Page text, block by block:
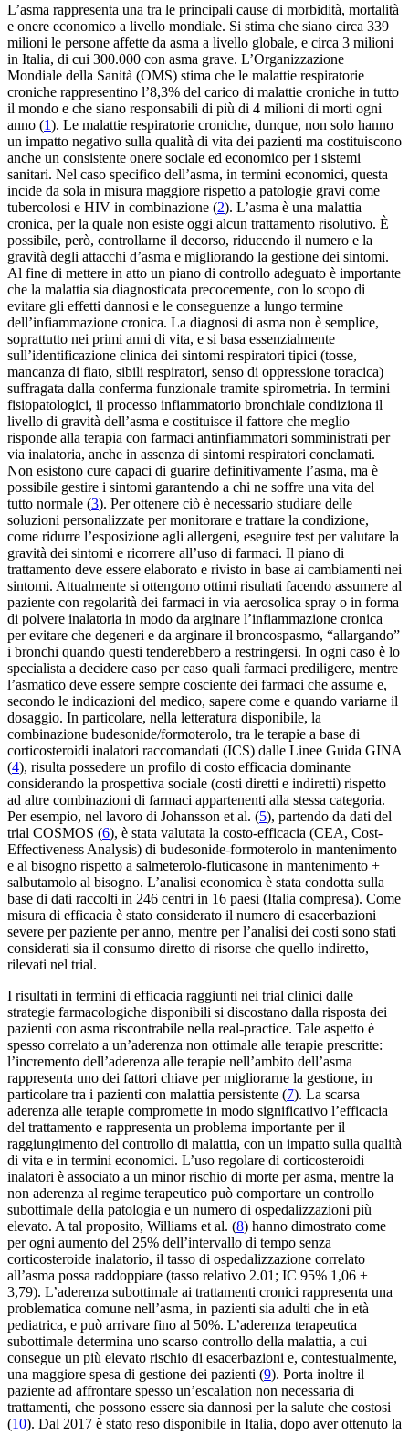
L’asma rappresenta una tra le principali cause di morbidità, mortalità
e onere economico a livello mondiale. Si stima che siano circa 339
milioni le persone affette da asma a livello globale, e circa 3 milioni
in Italia, di cui 300.000 con asma grave. L’Organizzazione
Mondiale della Sanità (OMS) stima che le malattie respiratorie
croniche rappresentino l’8,3% del carico di malattie croniche in tutto
il mondo e che siano responsabili di più di 4 milioni di morti ogni
anno (1). Le malattie respiratorie croniche, dunque, non solo hanno
un impatto negativo sulla qualità di vita dei pazienti ma costituiscono
anche un consistente onere sociale ed economico per i sistemi
sanitari. Nel caso specifico dell’asma, in termini economici, questa
incide da sola in misura maggiore rispetto a patologie gravi come
tubercolosi e HIV in combinazione (2). L’asma è una malattia
cronica, per la quale non esiste oggi alcun trattamento risolutivo. È
possibile, però, controllarne il decorso, riducendo il numero e la
gravità degli attacchi d’asma e migliorando la gestione dei sintomi.
Al fine di mettere in atto un piano di controllo adeguato è importante
che la malattia sia diagnosticata precocemente, con lo scopo di
evitare gli effetti dannosi e le conseguenze a lungo termine
dell’infiammazione cronica. La diagnosi di asma non è semplice,
soprattutto nei primi anni di vita, e si basa essenzialmente
sull’identificazione clinica dei sintomi respiratori tipici (tosse,
mancanza di fiato, sibili respiratori, senso di oppressione toracica)
suffragata dalla conferma funzionale tramite spirometria. In termini
fisiopatologici, il processo infiammatorio bronchiale condiziona il
livello di gravità dell’asma e costituisce il fattore che meglio
risponde alla terapia con farmaci antinfiammatori somministrati per
via inalatoria, anche in assenza di sintomi respiratori conclamati.
Non esistono cure capaci di guarire definitivamente l’asma, ma è
possibile gestire i sintomi garantendo a chi ne soffre una vita del
tutto normale (3). Per ottenere ciò è necessario studiare delle
soluzioni personalizzate per monitorare e trattare la condizione,
come ridurre l’esposizione agli allergeni, eseguire test per valutare la
gravità dei sintomi e ricorrere all’uso di farmaci. Il piano di
trattamento deve essere elaborato e rivisto in base ai cambiamenti nei
sintomi. Attualmente si ottengono ottimi risultati facendo assumere al
paziente con regolarità dei farmaci in via aerosolica spray o in forma
di polvere inalatoria in modo da arginare l’infiammazione cronica
per evitare che degeneri e da arginare il broncospasmo, “allargando”
i bronchi quando questi tenderebbero a restringersi. In ogni caso è lo
specialista a decidere caso per caso quali farmaci prediligere, mentre
l’asmatico deve essere sempre cosciente dei farmaci che assume e,
secondo le indicazioni del medico, sapere come e quando variarne il
dosaggio. In particolare, nella letteratura disponibile, la
combinazione budesonide/formoterolo, tra le terapie a base di
corticosteroidi inalatori raccomandati (ICS) dalle Linee Guida GINA
(4), risulta possedere un profilo di costo efficacia dominante
considerando la prospettiva sociale (costi diretti e indiretti) rispetto
ad altre combinazioni di farmaci appartenenti alla stessa categoria.
Per esempio, nel lavoro di Johansson et al. (5), partendo da dati del
trial COSMOS (6), è stata valutata la costo-efficacia (CEA, Cost-
Effectiveness Analysis) di budesonide-formoterolo in mantenimento
e al bisogno rispetto a salmeterolo-fluticasone in mantenimento +
salbutamolo al bisogno. L’analisi economica è stata condotta sulla
base di dati raccolti in 246 centri in 16 paesi (Italia compresa). Come
misura di efficacia è stato considerato il numero di esacerbazioni
severe per paziente per anno, mentre per l’analisi dei costi sono stati
considerati sia il consumo diretto di risorse che quello indiretto,
rilevati nel trial.
I risultati in termini di efficacia raggiunti nei trial clinici dalle
strategie farmacologiche disponibili si discostano dalla risposta dei
pazienti con asma riscontrabile nella real-practice. Tale aspetto è
spesso correlato a un’aderenza non ottimale alle terapie prescritte:
l’incremento dell’aderenza alle terapie nell’ambito dell’asma
rappresenta uno dei fattori chiave per migliorarne la gestione, in
particolare tra i pazienti con malattia persistente (7). La scarsa
aderenza alle terapie compromette in modo significativo l’efficacia
del trattamento e rappresenta un problema importante per il
raggiungimento del controllo di malattia, con un impatto sulla qualità
di vita e in termini economici. L’uso regolare di corticosteroidi
inalatori è associato a un minor rischio di morte per asma, mentre la
non aderenza al regime terapeutico può comportare un controllo
subottimale della patologia e un numero di ospedalizzazioni più
elevato. A tal proposito, Williams et al. (8) hanno dimostrato come
per ogni aumento del 25% dell’intervallo di tempo senza
corticosteroide inalatorio, il tasso di ospedalizzazione correlato
all’asma possa raddoppiare (tasso relativo 2.01; IC 95% 1,06 ±
3,79). L’aderenza subottimale ai trattamenti cronici rappresenta una
problematica comune nell’asma, in pazienti sia adulti che in età
pediatrica, e può arrivare fino al 50%. L’aderenza terapeutica
subottimale determina uno scarso controllo della malattia, a cui
consegue un più elevato rischio di esacerbazioni e, contestualmente,
una maggiore spesa di gestione dei pazienti (9). Porta inoltre il
paziente ad affrontare spesso un’escalation non necessaria di
trattamenti, che possono essere sia dannosi per la salute che costosi
(10). Dal 2017 è stato reso disponibile in Italia, dopo aver ottenuto la